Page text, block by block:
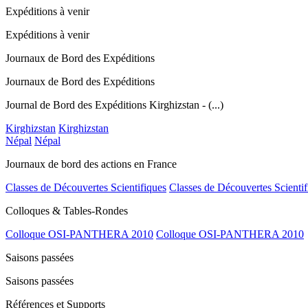
Expéditions à venir
Expéditions à venir
Journaux de Bord des Expéditions
Journaux de Bord des Expéditions
Journal de Bord des Expéditions Kirghizstan - (...)
Kirghizstan Kirghizstan
Népal Népal
Journaux de bord des actions en France
Classes de Découvertes Scientifiques Classes de Découvertes
Colloques & Tables-Rondes
Colloque OSI-PANTHERA 2010 Colloque OSI-PANTHERA 2010
Saisons passées
Saisons passées
Références et Supports